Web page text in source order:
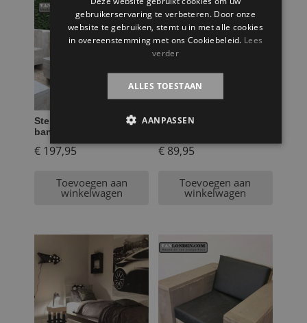
Steigerhouten 1 – zits
bank Fenne
€ 197,95
Toevoegen aan
winkelwagen
Steigerhouten barkruk
€89,95
Toevoegen aan
winkelwagen
gebruikerservaring te verbeteren. Door onze
website te gebruiken, stemt u in met alle cookies
in overeenstemming met ons Cookiebeleid. Lees
verder
ALLES TOESTAAN
AANPASSEN